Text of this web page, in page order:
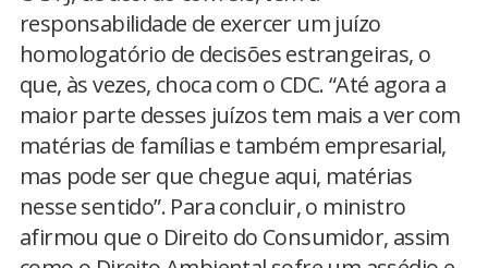
responsabilidade de exercer um juízo
homologatório de decisões estrangeiras, o
que, às vezes, choca com o CDC. “Até agora a
maior parte desses juízos tem mais a ver com
matérias de famílias e também empresarial,
mas pode ser que chegue aqui, matérias
nesse sentido”. Para concluir, o ministro
afirmou que o Direito do Consumidor, assim